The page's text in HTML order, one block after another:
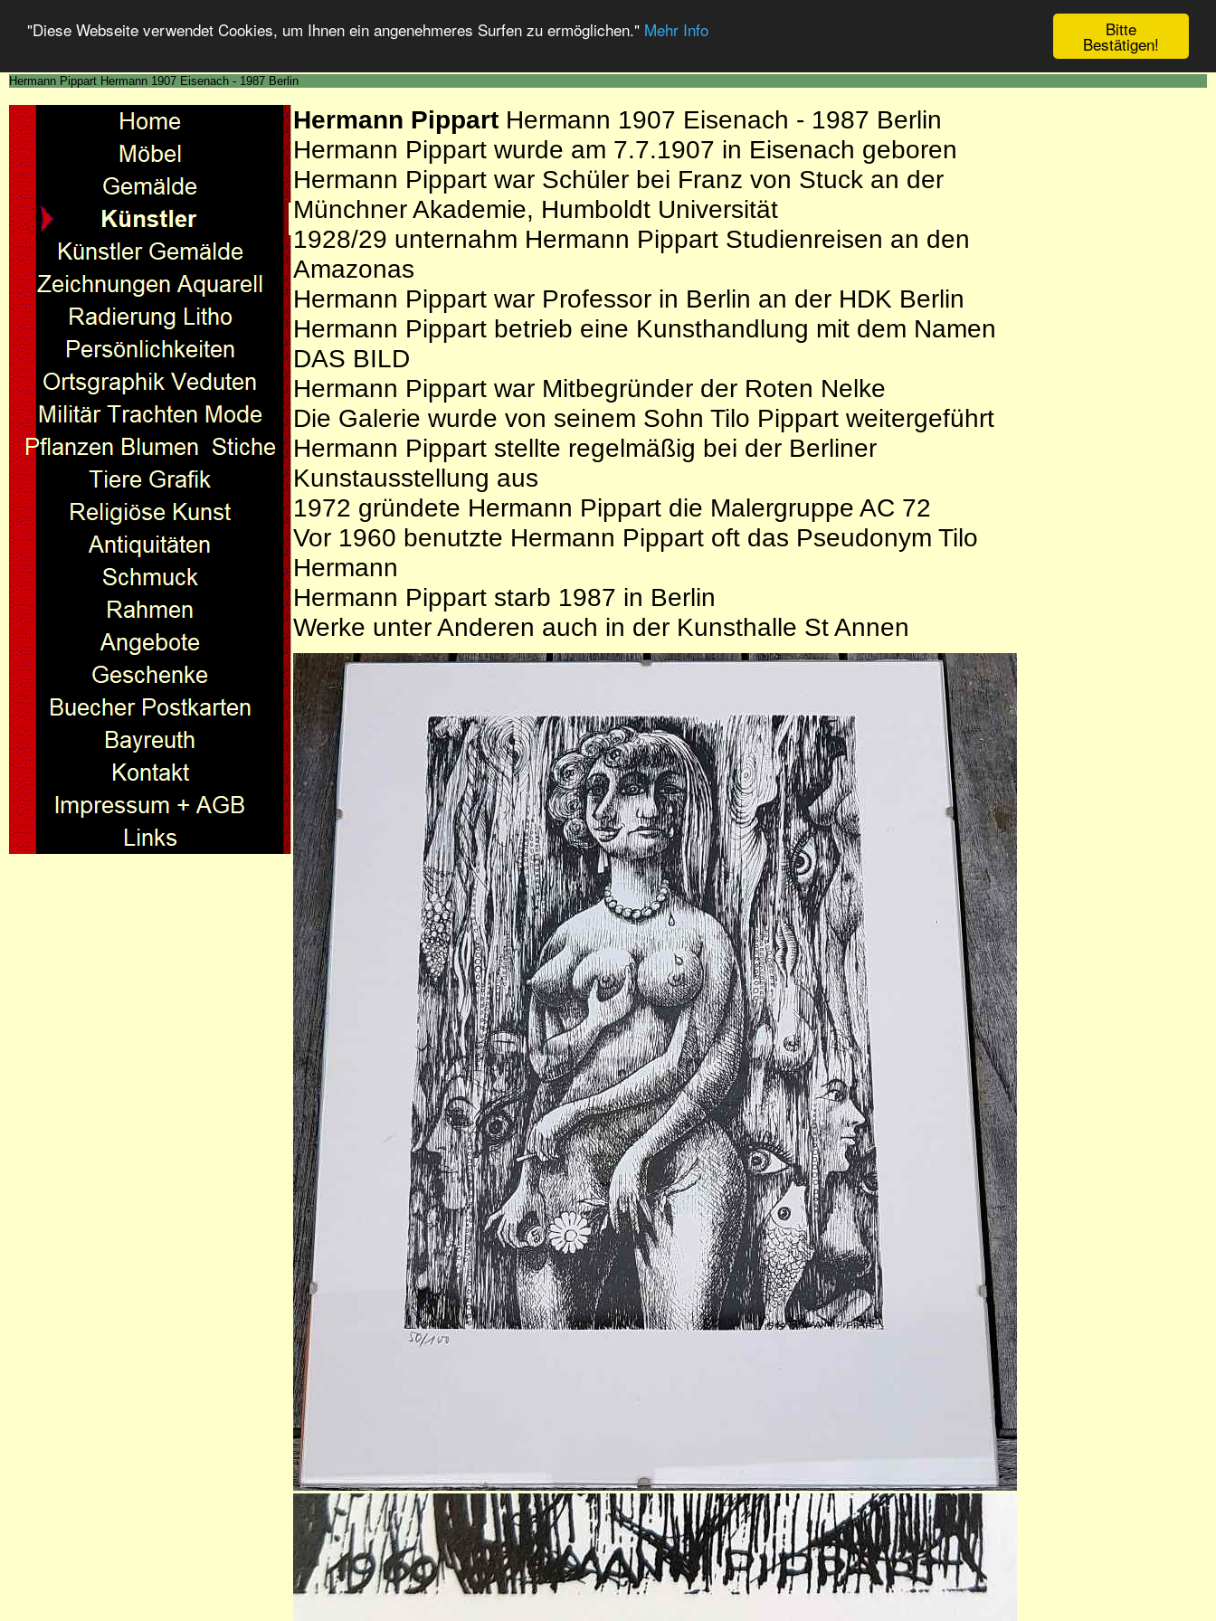
Bitte
Bestätigen!
"Diese Webseite verwendet Cookies, um Ihnen ein angenehmeres Surfen zu ermöglichen." Mehr Info
Hermann Pippart Hermann 1907 Eisenach - 1987 Berlin
Hermann Pippart Hermann 1907 Eisenach - 1987 Berlin
Hermann Pippart wurde am 7.7.1907 in Eisenach geboren
Hermann Pippart war Schüler bei Franz von Stuck an der
Münchner Akademie, Humboldt Universität
1928/29 unternahm Hermann Pippart Studienreisen an den
Amazonas
Hermann Pippart war Professor in Berlin an der HDK Berlin
Hermann Pippart betrieb eine Kunsthandlung mit dem Namen
DAS BILD
Hermann Pippart war Mitbegründer der Roten Nelke
Die Galerie wurde von seinem Sohn Tilo Pippart weitergeführt
Hermann Pippart stellte regelmäßig bei der Berliner
Kunstausstellung aus
1972 gründete Hermann Pippart die Malergruppe AC 72
Vor 1960 benutzte Hermann Pippart oft das Pseudonym Tilo
Hermann
Hermann Pippart starb 1987 in Berlin
Werke unter Anderen auch in der Kunsthalle St Annen